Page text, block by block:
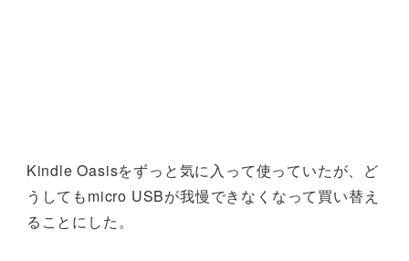
Kindle Oasisをずっと気に入って使っていたが、ど
うしてもmicro USBが我慢できなくなって買い替え
ることにした。